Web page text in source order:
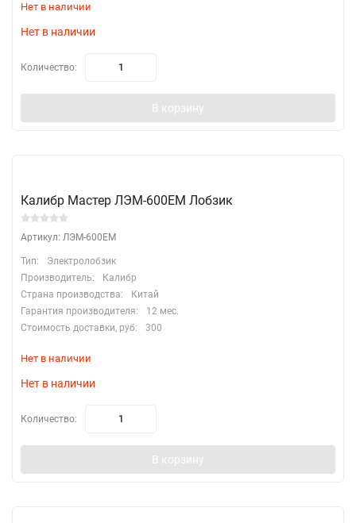
Нет в наличии
Нет в наличии
Количество:
В корзину
Калибр Мастер ЛЭМ-600ЕМ Лобзик
Артикул: ЛЭМ-600ЕМ
Тип:
Электролобзик
Производитель:
Калибр
Страна производства:
Китай
Гарантия производителя:
12 мес.
Стоимость доставки, руб:
300
Нет в наличии
Нет в наличии
Количество:
В корзину